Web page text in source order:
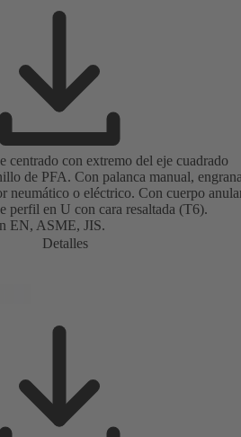
centrado con extremo del eje cuadrado
de PFA. Con palanca manual,
neumático o eléctrico. Con cuerpo
perfil en U con cara resaltada (T6).
EN, ASME, JIS.
Detalles